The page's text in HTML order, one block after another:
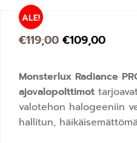
ALE!
€119,00 €109,00
Monsterlux Radiance
ajovalopolttimot
valotehon halogeeniin
hallitun,